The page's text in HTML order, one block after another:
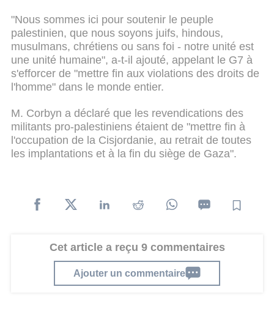
"Nous sommes ici pour soutenir le peuple
palestinien, que nous soyons juifs, hindous,
musulmans, chrétiens ou sans foi - notre unité est
une unité humaine", a-t-il ajouté, appelant le G7 à
s'efforcer de "mettre fin aux violations des droits de
l'homme" dans le monde entier.
M. Corbyn a déclaré que les revendications des
militants pro-palestiniens étaient de "mettre fin à
l'occupation de la Cisjordanie, au retrait de toutes
les implantations et à la fin du siège de Gaza".
Cet article a reçu 9 commentaires
Ajouter un commentaire